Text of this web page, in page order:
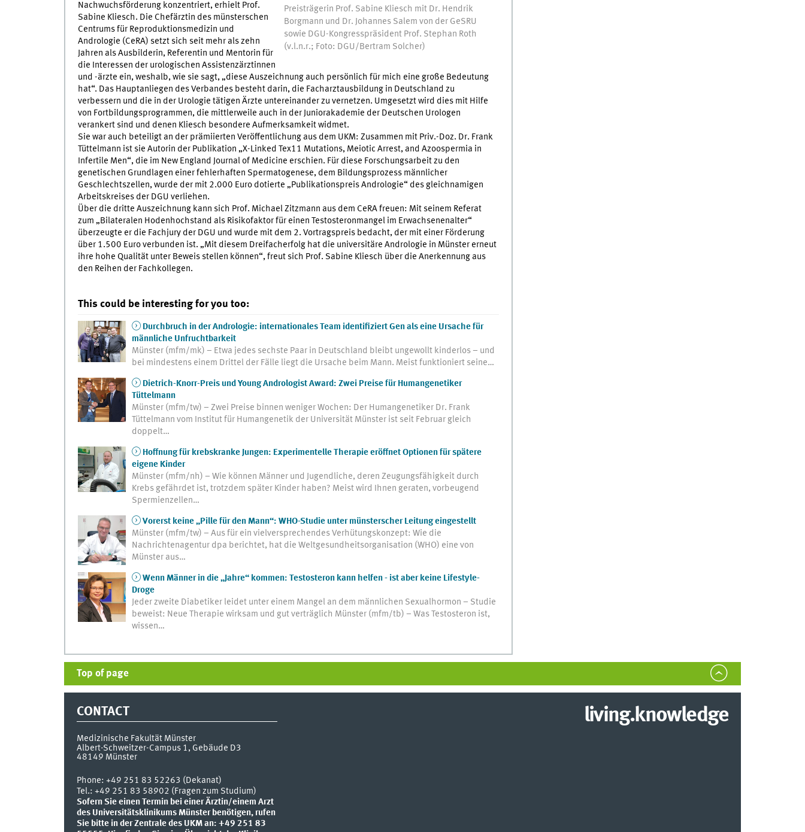
Preisträgerin Prof. Sabine Kliesch mit Dr. Hendrik
Borgmann und Dr. Johannes Salem von der GeSRU
sowie DGU-Kongresspräsident Prof. Stephan Roth
(v.l.n.r.; Foto: DGU/Bertram Solcher)
Nachwuchsförderung konzentriert, erhielt Prof.
Sabine Kliesch. Die Chefärztin des münsterschen
Centrums für Reproduktionsmedizin und
Andrologie (CeRA) setzt sich seit mehr als zehn
Jahren als Ausbilderin, Referentin und Mentorin für
die Interessen der urologischen Assistenzärztinnen
und -ärzte ein, weshalb, wie sie sagt, „diese Auszeichnung auch persönlich für mich eine große Bedeutung
hat“. Das Hauptanliegen des Verbandes besteht darin, die Facharztausbildung in Deutschland zu
verbessern und die in der Urologie tätigen Ärzte untereinander zu vernetzen. Umgesetzt wird dies mit Hilfe
von Fortbildungsprogrammen, die mittlerweile auch in der Juniorakademie der Deutschen Urologen
verankert sind und denen Kliesch besondere Aufmerksamkeit widmet.
Sie war auch beteiligt an der prämiierten Veröffentlichung aus dem UKM: Zusammen mit Priv.-Doz. Dr. Frank
Tüttelmann ist sie Autorin der Publikation „X-Linked Tex11 Mutations, Meiotic Arrest, and Azoospermia in
Infertile Men“, die im New England Journal of Medicine erschien. Für diese Forschungsarbeit zu den
genetischen Grundlagen einer fehlerhaften Spermatogenese, dem Bildungsprozess männlicher
Geschlechtszellen, wurde der mit 2.000 Euro dotierte „Publikationspreis Andrologie“ des gleichnamigen
Arbeitskreises der DGU verliehen.
Über die dritte Auszeichnung kann sich Prof. Michael Zitzmann aus dem CeRA freuen: Mit seinem Referat
zum „Bilateralen Hodenhochstand als Risikofaktor für einen Testosteronmangel im Erwachsenenalter“
überzeugte er die Fachjury der DGU und wurde mit dem 2. Vortragspreis bedacht, der mit einer Förderung
über 1.500 Euro verbunden ist. „Mit diesem Dreifacherfolg hat die universitäre Andrologie in Münster erneut
ihre hohe Qualität unter Beweis stellen können“, freut sich Prof. Sabine Kliesch über die Anerkennung aus
den Reihen der Fachkollegen.
This could be interesting for you too:
Durchbruch in der Andrologie: internationales Team identifiziert Gen als eine Ursache für
männliche Unfruchtbarkeit
Münster (mfm/mk) – Etwa jedes sechste Paar in Deutschland bleibt ungewollt kinderlos – und
bei mindestens einem Drittel der Fälle liegt die Ursache beim Mann. Meist funktioniert seine…
Dietrich-Knorr-Preis und Young Andrologist Award: Zwei Preise für Humangenetiker
Tüttelmann
Münster (mfm/tw) – Zwei Preise binnen weniger Wochen: Der Humangenetiker Dr. Frank
Tüttelmann vom Institut für Humangenetik der Universität Münster ist seit Februar gleich
doppelt…
Hoffnung für krebskranke Jungen: Experimentelle Therapie eröffnet Optionen für spätere
eigene Kinder
Münster (mfm/nh) – Wie können Männer und Jugendliche, deren Zeugungsfähigkeit durch
Krebs gefährdet ist, trotzdem später Kinder haben? Meist wird Ihnen geraten, vorbeugend
Spermienzellen…
Vorerst keine „Pille für den Mann“: WHO-Studie unter münsterscher Leitung eingestellt
Münster (mfm/tw) – Aus für ein vielversprechendes Verhütungskonzept: Wie die
Nachrichtenagentur dpa berichtet, hat die Weltgesundheitsorganisation (WHO) eine von
Münster aus…
Wenn Männer in die „Jahre“ kommen: Testosteron kann helfen - ist aber keine Lifestyle-
Droge
Jeder zweite Diabetiker leidet unter einem Mangel an dem männlichen Sexualhormon – Studie
beweist: Neue Therapie wirksam und gut verträglich Münster (mfm/tb) – Was Testosteron ist,
wissen…
Top of page
CONTACT
Medizinische Fakultät Münster
Albert-Schweitzer-Campus 1, Gebäude D3
48149 Münster
Phone: +49 251 83 52263 (Dekanat)
Tel.: +49 251 83 58902 (Fragen zum Studium)
Sofern Sie einen Termin bei einer Ärztin/einem Arzt
des Universitätsklinikums Münster benötigen, rufen
Sie bitte in der Zentrale des UKM an: +49 251 83
living.knowledge